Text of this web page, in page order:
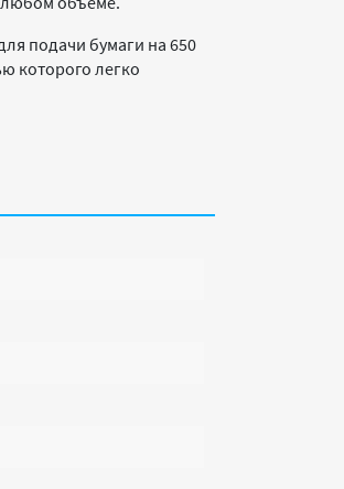
подачи бумаги на 650
которого легко